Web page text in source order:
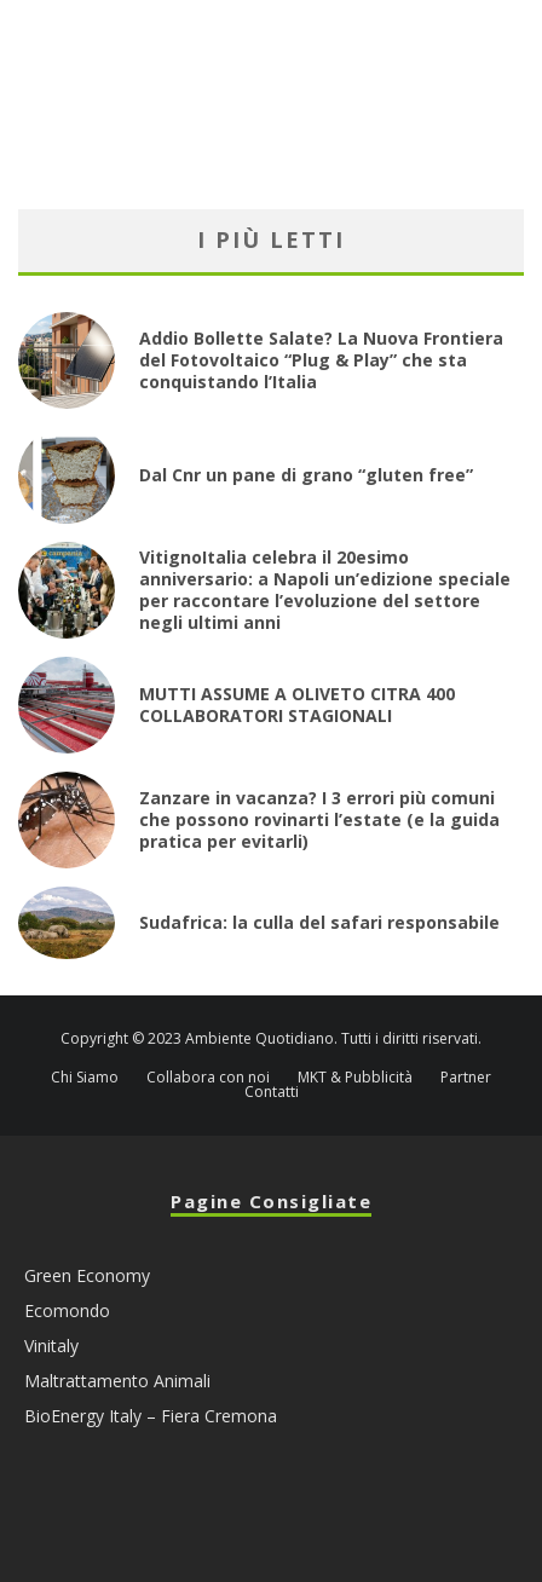
I PIÙ LETTI
Addio Bollette Salate? La Nuova Frontiera
del Fotovoltaico “Plug & Play” che sta
conquistando l’Italia
Dal Cnr un pane di grano “gluten free”
VitignoItalia celebra il 20esimo
anniversario: a Napoli un’edizione speciale
per raccontare l’evoluzione del settore
negli ultimi anni
MUTTI ASSUME A OLIVETO CITRA 400
COLLABORATORI STAGIONALI
Zanzare in vacanza? I 3 errori più comuni
che possono rovinarti l’estate (e la guida
pratica per evitarli)
Sudafrica: la culla del safari responsabile
Copyright © 2023 Ambiente Quotidiano. Tutti i diritti riservati.
Chi Siamo
Collabora con noi MKT & Pubblicità Partner
Contatti
Pagine Consigliate
Green Economy
Ecomondo
Vinitaly
Maltrattamento Animali
BioEnergy Italy – Fiera Cremona